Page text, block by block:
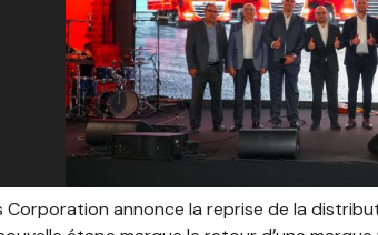
annonce la reprise de la